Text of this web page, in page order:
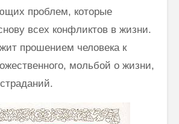
проблем, которые
всех конфликтов в жизни.
прошением человека к
мольбой о жизни,
говорить
Махеш Йоги:
Вед,
говорим
Дэв)